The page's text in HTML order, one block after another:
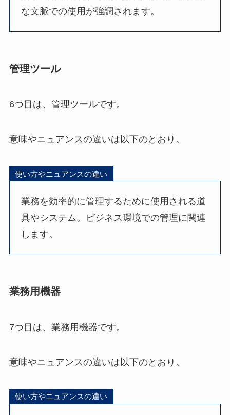
な文脈での使用が強調されます。
管理ツール
6つ目は、管理ツールです。
意味やニュアンスの違いは以下のとおり。
使い方やニュアンスの違い
業務を効率的に管理するために使用される道
具やシステム。ビジネス環境での管理に関連
します。
業務用機器
7つ目は、業務用機器です。
意味やニュアンスの違いは以下のとおり。
使い方やニュアンスの違い